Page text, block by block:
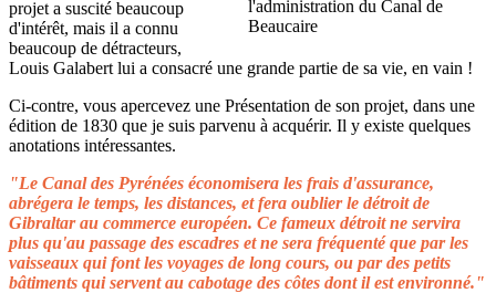
projet a suscité beaucoup
d'intérêt, mais il a connu
beaucoup de détracteurs,
Louis Galabert lui a consacré une grande partie de sa vie, en vain !
Ci-contre, vous apercevez une Présentation de son projet, dans une
édition de 1830 que je suis parvenu à acquérir. Il y existe quelques
anotations intéressantes.
"Le Canal des Pyrénées économisera les frais d'assurance,
abrégera le temps, les distances, et fera oublier le détroit de
Gibraltar au commerce européen. Ce fameux détroit ne servira
plus qu'au passage des escadres et ne sera fréquenté que par les
vaisseaux qui font les voyages de long cours, ou par des petits
bâtiments qui servent au cabotage des côtes dont il est environné."